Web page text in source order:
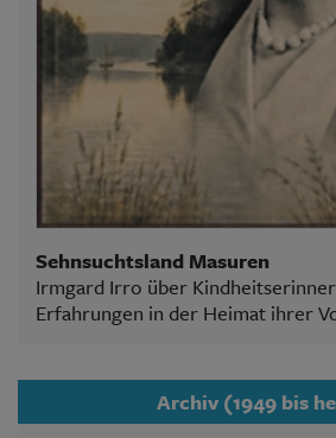
Sehnsuchtsland Masuren
Irmgard Irro über
Erfahrungen in der Heimat ihrer
Archiv (1949 bis